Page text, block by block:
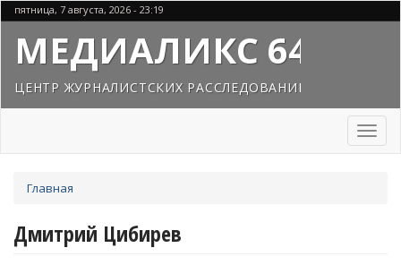
Перейти
к
основному
содержанию
пятница, 7 августа, 2026 - 23:19
МЕДИАЛИКС 64
ЦЕНТР ЖУРНАЛИСТСКИХ РАССЛЕДОВАНИЙ
Toggle
здесь
Главная
Дмитрий Цибирев